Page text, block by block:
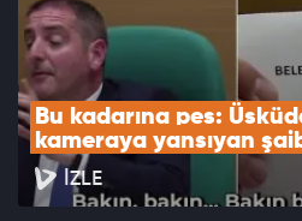
Bu kadarına pes:
kameraya yansıyan
İZLE